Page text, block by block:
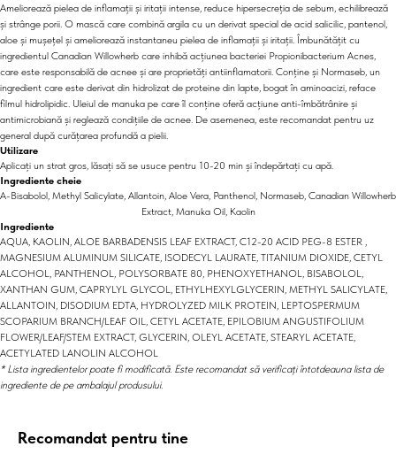
Ameliorează pielea de inflamații și iritații intense, reduce hipersecreția de sebum, echilibrează
și strânge porii. O mască care combină argila cu un derivat special de acid salicilic, pantenol,
aloe și mușețel și ameliorează instantaneu pielea de inflamații și iritații. Îmbunătățit cu
ingredientul Canadian Willowherb care inhibă acțiunea bacteriei Propionibacterium Acnes,
care este responsabilă de acnee și are proprietăți antiinflamatorii. Conține și Normaseb, un
ingredient care este derivat din hidrolizat de proteine din lapte, bogat în aminoacizi, reface
filmul hidrolipidic. Uleiul de manuka pe care îl conține oferă acțiune anti-îmbătrânire și
antimicrobiană și reglează condițiile de acnee. De asemenea, este recomandat pentru uz
general după curățarea profundă a pielii.
Utilizare
Aplicați un strat gros, lăsați să se usuce pentru 10-20 min și îndepărtați cu apă.
Ingrediente cheie
A-Bisabolol, Methyl Salicylate, Allantoin, Aloe Vera, Panthenol, Normaseb, Canadian Willowherb
Extract, Manuka Oil, Kaolin
Ingrediente
AQUA, KAOLIN, ALOE BARBADENSIS LEAF EXTRACT, C12-20 ACID PEG-8 ESTER ,
MAGNESIUM ALUMINUM SILICATE, ISODECYL LAURATE, TITANIUM DIOXIDE, CETYL
ALCOHOL, PANTHENOL, POLYSORBATE 80, PHENOXYETHANOL, BISABOLOL,
XANTHAN GUM, CAPRYLYL GLYCOL, ETHYLHEXYLGLYCERIN, METHYL SALICYLATE,
ALLANTOIN, DISODIUM EDTA, HYDROLYZED MILK PROTEIN, LEPTOSPERMUM
SCOPARIUM BRANCH/LEAF OIL, CETYL ACETATE, EPILOBIUM ANGUSTIFOLIUM
FLOWER/LEAF/STEM EXTRACT, GLYCERIN, OLEYL ACETATE, STEARYL ACETATE,
ACETYLATED LANOLIN ALCOHOL
* Lista ingredientelor poate fi modificată. Este recomandat să verificați întotdeauna lista de
ingrediente de pe ambalajul produsului.
Recomandat pentru tine